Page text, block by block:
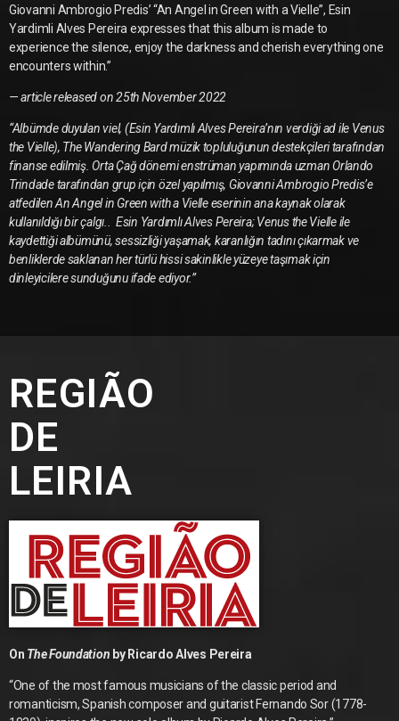
Giovanni Ambrogio Predis’ “An Angel in Green with a Vielle”, Esin
Yardimli Alves Pereira expresses that this album is made to
experience the silence, enjoy the darkness and cherish everything one
encounters within.”
— article released on 25th November 2022
“Albümde duyulan viel, (Esin Yardımlı Alves Pereira’nın verdiği ad ile Venus
the Vielle), The Wandering Bard müzik topluluğunun destekçileri tarafından
finanse edilmiş. Orta Çağ dönemi enstrüman yapımında uzman Orlando
Trindade tarafından grup için özel yapılmış, Giovanni Ambrogio Predis’e
atfedilen An Angel in Green with a Vielle eserinin ana kaynak olarak
kullanıldığı bir çalgı.. Esin Yardımlı Alves Pereira; Venus the Vielle ile
kaydettiği albümünü, sessizliği yaşamak, karanlığın tadını çıkarmak ve
benliklerde saklanan her türlü hissi sakinlikle yüzeye taşımak için
dinleyicilere sunduğunu ifade ediyor.”
REGIÃO
DE
LEIRIA
On The Foundation by Ricardo Alves Pereira
“One of the most famous musicians of the classic period and
romanticism, Spanish composer and guitarist Fernando Sor (1778-